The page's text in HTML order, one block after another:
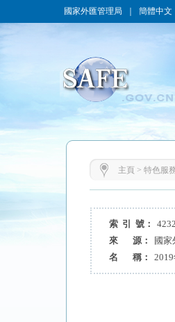
國家外匯管理局 簡體中文
主頁 > 特色服
索 引 號：
來 源：
國
名 稱：